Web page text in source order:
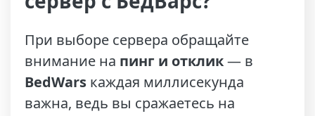
При выборе сервера обращайте
внимание на пинг и отклик— в
BedWars каждая миллисекунда
важна, ведь вы сражаетесь на